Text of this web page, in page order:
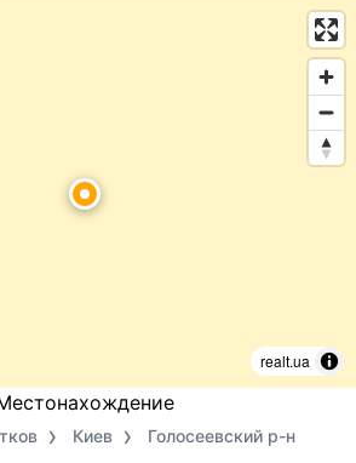
realt.ua
Киев
Голосеевский р-н